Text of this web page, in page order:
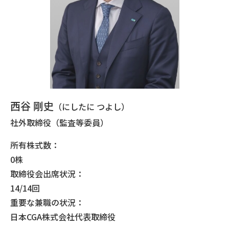
西谷 剛史 （にしたに つよし）
社外取締役（監査等委員）
所有株式数：
0株
取締役会出席状況：
14/14回
重要な兼職の状況：
日本CGA株式会社代表取締役